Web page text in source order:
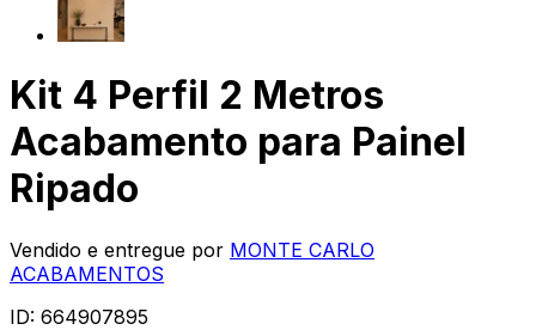
Kit 4 Perfil 2 Metros
Acabamento para Painel
Ripado
Vendido e entregue por MONTE CARLO
ACABAMENTOS
ID: 664907895